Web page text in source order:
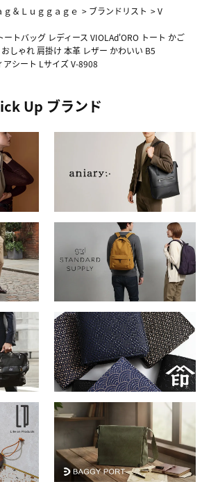
＆Ｌｕｇｇａｇｅ > ブランドリスト >V
トバッグ レディース VIOLAd'ORO トート かご
しゃれ 肩掛け 本革 レザー かわいい B5
アシート Lサイズ V-8908
Up ブランド